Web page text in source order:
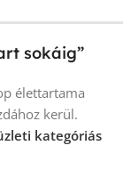
sokáig”
élettartama
kerül.
kategóriás